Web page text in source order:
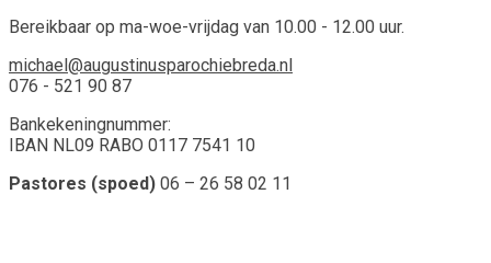
Bereikbaar op ma-woe-vrijdag van 10.00 - 12.00 uur.
michael@augustinusparochiebreda.nl
076 - 521 90 87
Bankekeningnummer:
IBAN NL09 RABO 0117 7541 10
Pastores (spoed) 06 – 26 58 02 11